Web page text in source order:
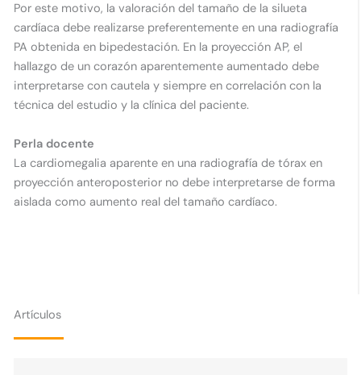
Por este motivo, la valoración del tamaño de la silueta
cardíaca debe realizarse preferentemente en una radiografía
PA obtenida en bipedestación. En la proyección AP, el
hallazgo de un corazón aparentemente aumentado debe
interpretarse con cautela y siempre en correlación con la
técnica del estudio y la clínica del paciente.
Perla docente
La cardiomegalia aparente en una radiografía de tórax en
proyección anteroposterior no debe interpretarse de forma
aislada como aumento real del tamaño cardíaco.
Artículos